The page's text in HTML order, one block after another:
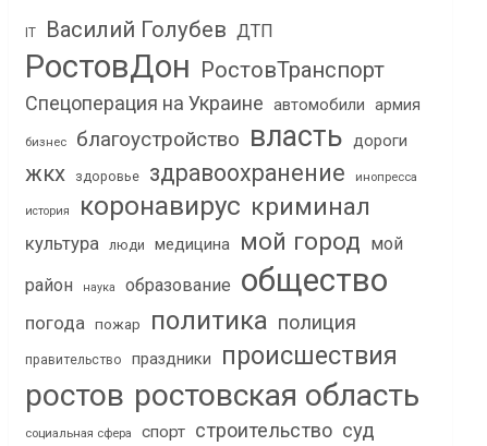
IT Василий Голубев ДТП
РостовДон РостовТранспорт
Спецоперация на Украине автомобили армия
бизнес благоустройство власть дороги
жкх здоровье здравоохранение инопресса
история коронавирус криминал
культура люди медицина мой город мой
район
наука образование общество
погода пожар политика полиция
правительство праздники происшествия
ростов ростовская область
социальная сфера спорт строительство суд